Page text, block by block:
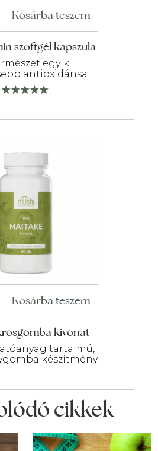
szoftgél kapszula
egyik
antioxidánsa
Kosárba teszem
kivonat
tartalmú,
készítmény
Kosárba teszem
cikkek